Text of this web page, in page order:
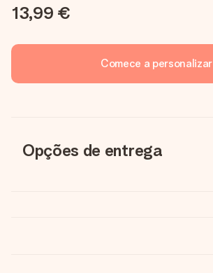
13,99 €
Comece a personalizar
Opções de entrega